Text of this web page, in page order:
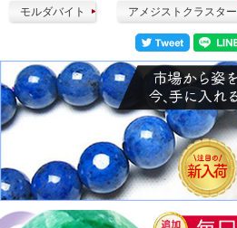
モルダバイト アメジストクラスター